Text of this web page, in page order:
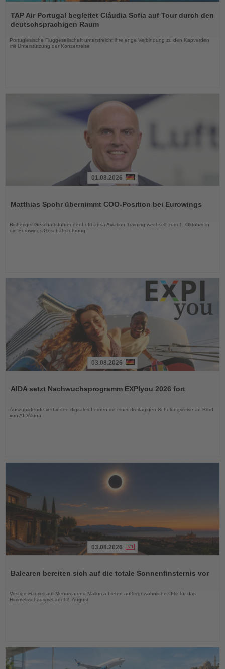
Sie
die
TAP Air Portugal begleitet Cláudia Sofia auf Tour durch den
deutschsprachigen Raum
Portugiesische Fluggesellschaft unterstreicht ihre enge Verbindung zu den Kapverden
mit Unterstützung der Konzertreise
die
01.08.2026
Matthias Spohr übernimmt COO-Position bei Eurowings
Bisheriger Geschäftsführer der Lufthansa Aviation Training wechselt zum 1. Oktober in
die Eurowings-Geschäftsführung
die
03.08.2026
AIDA setzt Nachwuchsprogramm EXPIyou 2026 fort
Auszubildende verbinden digitales Lernen mit einer dreitägigen Schulungsreise an Bord
von AIDAluna
die
03.08.2026
Balearen bereiten sich auf die totale Sonnenfinsternis vor
Vestige-Häuser auf Menorca und Mallorca bieten außergewöhnliche Orte für das
Himmelsschauspiel am 12. August